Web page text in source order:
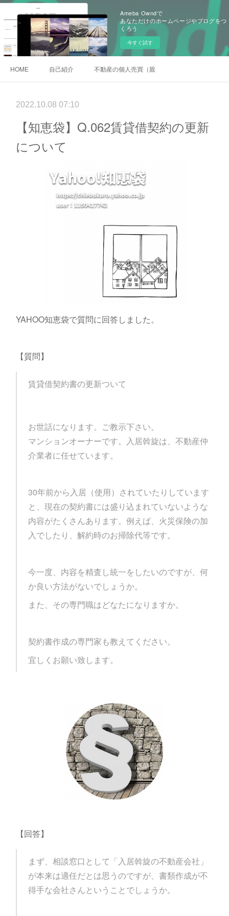
Ameba Owndで
あなただけのホームページやブログをつ
くろう
今すぐ試す
HOME 自己紹介 不動産の個人売買（親族間売買）
2022.10.08 07:10
【知恵袋】Q.062賃貸借契約の更新
について
YAHOO知恵袋で質問に回答しました。
【質問】
賃貸借契約書の更新ついて
お世話になります。ご教示下さい。
マンションオーナーです。入居斡旋は、不動産仲
介業者に任せています。
30年前から入居（使用）されていたりしています
と、現在の契約書には盛り込まれていないような
内容がたくさんあります。例えば、火災保険の加
入でしたり、解約時のお掃除代等です。
今一度、内容を精査し統一をしたいのですが、何
か良い方法がないでしょうか。
また、その専門職はどなたになりますか。
契約書作成の専門家も教えてください。
宜しくお願い致します。
【回答】
まず、相談窓口として「入居斡旋の不動産会社」
が本来は適任だとは思うのですが、書類作成が不
得手な会社さんということでしょうか。